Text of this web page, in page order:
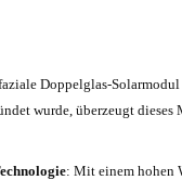
Doppelglas-
wurde, überzeugt
: Mit einem hohen